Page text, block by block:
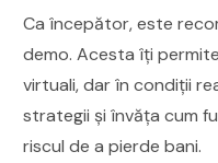
Ca începător, este
demo. Acesta îți
virtuali, dar în condiții
strategii și învăța cum
riscul de a pierde bani.